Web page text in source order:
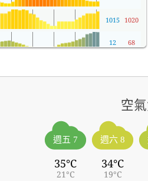
1015 1020
12 68
空
週五 7
35°C
21°C
週六 8
34°C
19°C